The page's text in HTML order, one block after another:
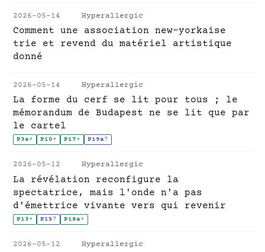
2026-05-14 Hyperallergic
Comment une association new-yorkaise
trie et revend du matériel artistique
donné
2026-05-14 Hyperallergic
La forme du cerf se lit pour tous ; le
mémorandum de Budapest ne se lit que par
le cartel
P3a+ P10+ P17+ P19a?
2026-05-12 Hyperallergic
La révélation reconfigure la
spectatrice, mais l'onde n'a pas
d'émettrice vivante vers qui revenir
P13+ P15? P18a+
2026-05-12 Hyperallergic